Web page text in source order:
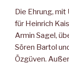
Die Ehrung,
für Heinrich
Armin Sagel,
Sören Bartol
Özgüven.